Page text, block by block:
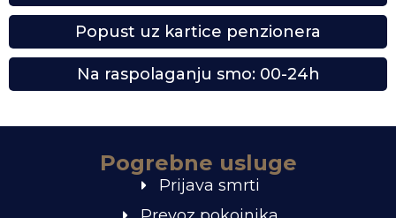
Popust uz kartice penzionera
Na raspolaganju smo: 00-24h
Pogrebne usluge
Prijava smrti